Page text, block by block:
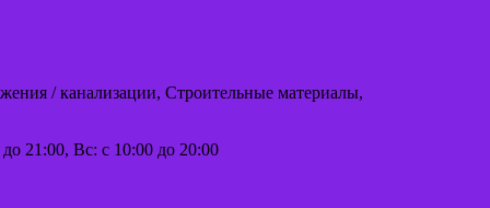
/ канализации, Строительные материалы,
21:00, Вс: с 10:00 до 20:00